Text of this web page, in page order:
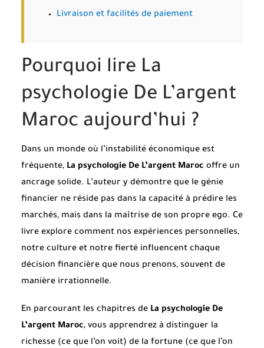
Livraison et facilités de paiement
Pourquoi lire La
psychologie De L’argent
Maroc aujourd’hui ?
Dans un monde où l’instabilité économique est
fréquente, La psychologie De L’argent Maroc offre un
ancrage solide. L’auteur y démontre que le génie
financier ne réside pas dans la capacité à prédire les
marchés, mais dans la maîtrise de son propre ego. Ce
livre explore comment nos expériences personnelles,
notre culture et notre fierté influencent chaque
décision financière que nous prenons, souvent de
manière irrationnelle.
En parcourant les chapitres de La psychologie De
L’argent Maroc, vous apprendrez à distinguer la
richesse (ce que l’on voit) de la fortune (ce que l’on